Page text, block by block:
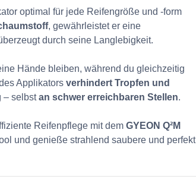
optimal für jede Reifengröße und -form
, gewährleistet er eine
durch seine Langlebigkeit.
Hände bleiben, während du gleichzeitig
Applikators verhindert Tropfen und
– selbstan schwer erreichbaren Stellen.
Reifenpflege mit dem GYEON Q²M
und genieße strahlend saubere und perfekt